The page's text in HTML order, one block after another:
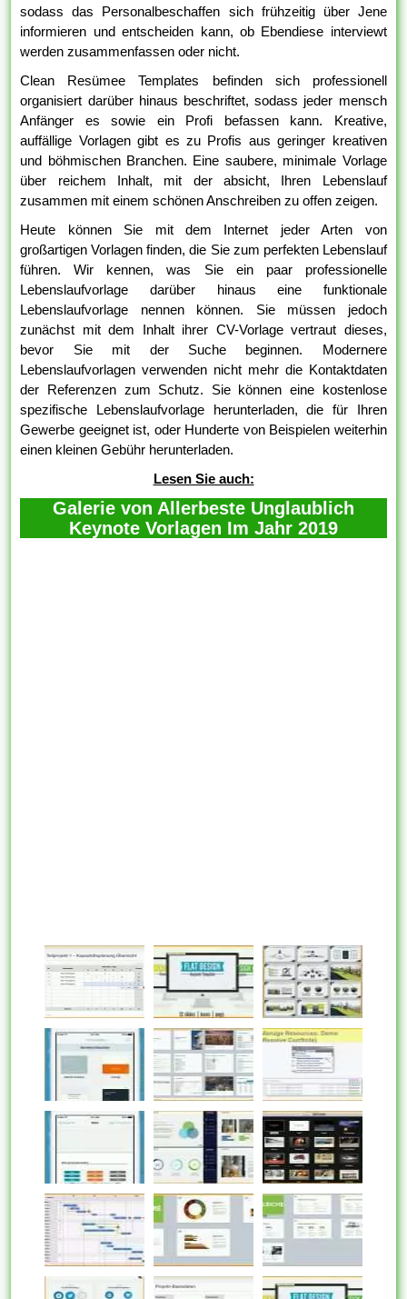
sodass das Personalbeschaffen sich frühzeitig über Jene
informieren und entscheiden kann, ob Ebendiese interviewt
werden zusammenfassen oder nicht.
Clean Resümee Templates befinden sich professionell
organisiert darüber hinaus beschriftet, sodass jeder mensch
Anfänger es sowie ein Profi befassen kann. Kreative,
auffällige Vorlagen gibt es zu Profis aus geringer kreativen
und böhmischen Branchen. Eine saubere, minimale Vorlage
über reichem Inhalt, mit der absicht, Ihren Lebenslauf
zusammen mit einem schönen Anschreiben zu offen zeigen.
Heute können Sie mit dem Internet jeder Arten von
großartigen Vorlagen finden, die Sie zum perfekten Lebenslauf
führen. Wir kennen, was Sie ein paar professionelle
Lebenslaufvorlage darüber hinaus eine funktionale
Lebenslaufvorlage nennen können. Sie müssen jedoch
zunächst mit dem Inhalt ihrer CV-Vorlage vertraut dieses,
bevor Sie mit der Suche beginnen. Modernere
Lebenslaufvorlagen verwenden nicht mehr die Kontaktdaten
der Referenzen zum Schutz. Sie können eine kostenlose
spezifische Lebenslaufvorlage herunterladen, die für Ihren
Gewerbe geeignet ist, oder Hunderte von Beispielen weiterhin
einen kleinen Gebühr herunterladen.
Lesen Sie auch:
Galerie von Allerbeste Unglaublich
Keynote Vorlagen Im Jahr 2019